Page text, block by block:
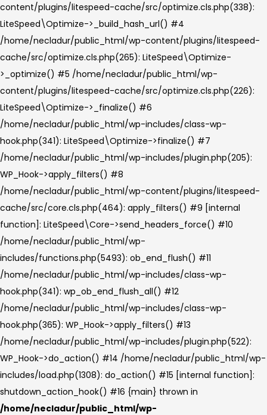
content/plugins/litespeed-cache/src/optimize.cls.php(338):
LiteSpeed\Optimize->_build_hash_url() #4
/home/necladur/public_html/wp-content/plugins/litespeed-
cache/src/optimize.cls.php(265): LiteSpeed\Optimize-
>_optimize() #5 /home/necladur/public_html/wp-
content/plugins/litespeed-cache/src/optimize.cls.php(226):
LiteSpeed\Optimize->_finalize() #6
/home/necladur/public_html/wp-includes/class-wp-
hook.php(341): LiteSpeed\Optimize->finalize() #7
/home/necladur/public_html/wp-includes/plugin.php(205):
WP_Hook->apply_filters() #8
/home/necladur/public_html/wp-content/plugins/litespeed-
cache/src/core.cls.php(464): apply_filters() #9 [internal
function]: LiteSpeed\Core->send_headers_force() #10
/home/necladur/public_html/wp-
includes/functions.php(5493): ob_end_flush() #11
/home/necladur/public_html/wp-includes/class-wp-
hook.php(341): wp_ob_end_flush_all() #12
/home/necladur/public_html/wp-includes/class-wp-
hook.php(365): WP_Hook->apply_filters() #13
/home/necladur/public_html/wp-includes/plugin.php(522):
WP_Hook->do_action() #14 /home/necladur/public_html/wp-
includes/load.php(1308): do_action() #15 [internal function]:
shutdown_action_hook() #16 {main} thrown in
/home/necladur/public_html/wp-